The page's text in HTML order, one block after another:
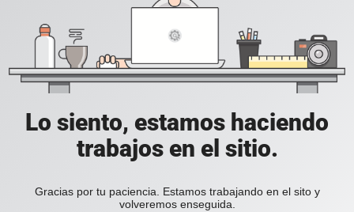
Lo siento, estamos haciendo
trabajos en el sitio.
Gracias por tu paciencia. Estamos trabajando en el sito y
volveremos enseguida.